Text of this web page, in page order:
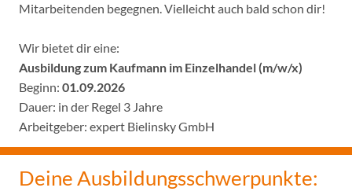
Mitarbeitenden begegnen. Vielleicht auch bald schon dir!
Wir bietet dir eine:
Ausbildung zum Kaufmann im Einzelhandel (m/w/x)
Beginn: 01.09.2026
Dauer: in der Regel 3 Jahre
Arbeitgeber: expert Bielinsky GmbH
Deine Ausbildungsschwerpunkte: